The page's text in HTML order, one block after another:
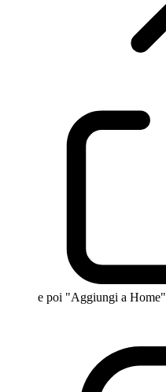
e poi "Aggiungi a Home"